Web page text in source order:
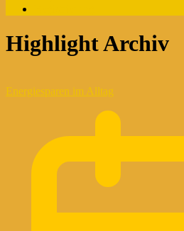
Highlight Archiv
Energiesparen im Alltag